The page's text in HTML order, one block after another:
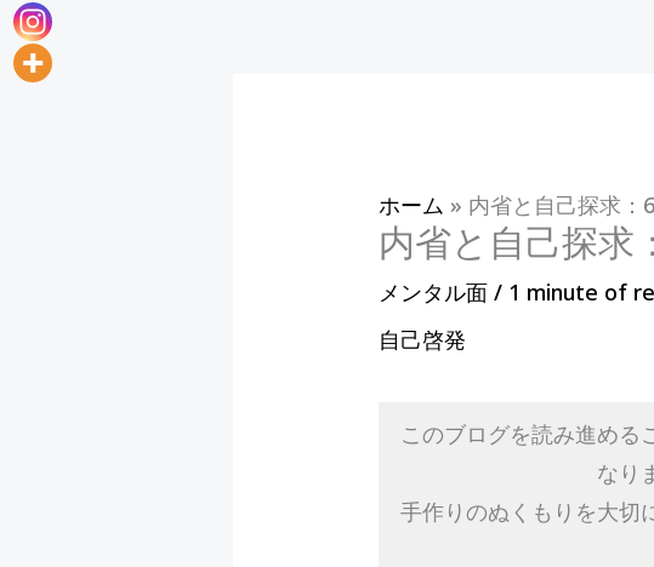
ホーム » 内省と自己探求：
内省と自己探求
メンタル面 / 1 minute of
自己啓発
このブログを読み進める
なり
手作りのぬくもりを大切